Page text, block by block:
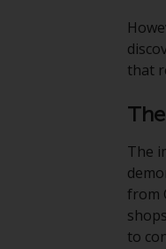
that
The
from
to